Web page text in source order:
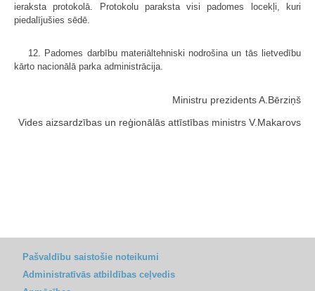
ieraksta protokolā. Protokolu paraksta visi padomes locekļi, kuri
piedalījušies sēdē.
12. Padomes darbību materiāltehniski nodrošina un tās lietvedību
kārto nacionālā parka administrācija.
Ministru prezidents A.Bērziņš
Vides aizsardzības un reģionālās attīstības ministrs V.Makarovs
Pašvaldību saistošie noteikumi
Administratīvās atbildības ceļvedis